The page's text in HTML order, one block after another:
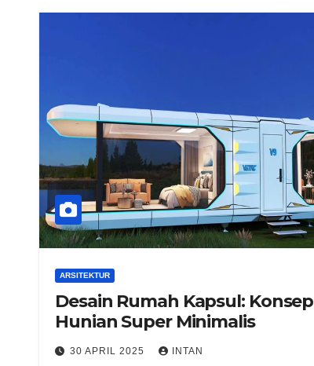
ARSITEKTUR
Desain Rumah Kapsul: Konsep
Hunian Super Minimalis
30 APRIL 2025 INTAN